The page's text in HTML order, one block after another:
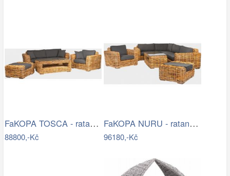
FaKOPA TOSCA - ratanová sestava Amy Mdum
88800,-Kč
FaKOPA NURU - ratanová sestava Marina…
96180,-Kč